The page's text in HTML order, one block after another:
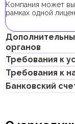
Компания может
рамках одной
органов
В рамках
деятельностью не
разрешений.
Требования к
Требование к
компаний IFZA
Требования к
Может
Банковский